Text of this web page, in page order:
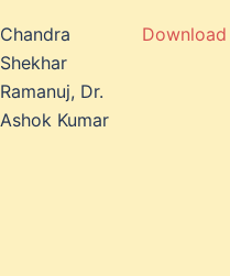
Chandra
Shekhar
Ramanuj, Dr.
Ashok Kumar
Download